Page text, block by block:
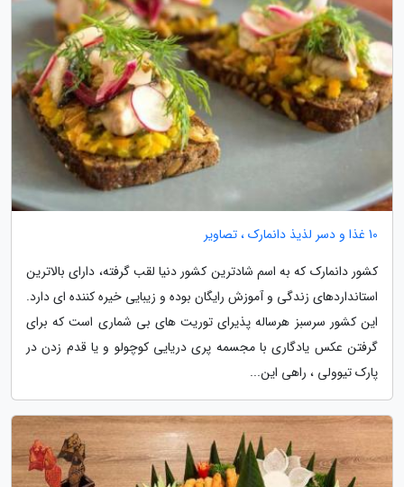
10 غذا و دسر لذیذ دانمارک ، تصاویر
کشور دانمارک که به اسم شادترین کشور دنیا لقب گرفته، دارای بالاترین
استانداردهای زندگی و آموزش رایگان بوده و زیبایی خیره کننده ای دارد.
این کشور سرسبز هرساله پذیرای توریت های بی شماری است که برای
گرفتن عکس یادگاری با مجسمه پری دریایی کوچولو و یا قدم زدن در
پارک تیوولی ، راهی این...